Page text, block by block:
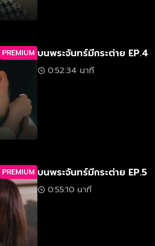
PREMIUM บนพระจันทร์มีกระต่าย EP.4
0:52:34 นาที
PREMIUM บนพระจันทร์มีกระต่าย EP.5
0:55:10 นาที